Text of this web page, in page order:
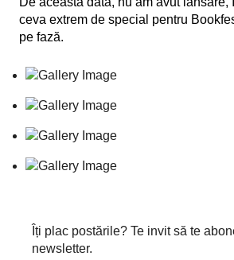
ceva extrem de special pentru
pe fază.
Îți plac postările? Te invit să te
newsletter.